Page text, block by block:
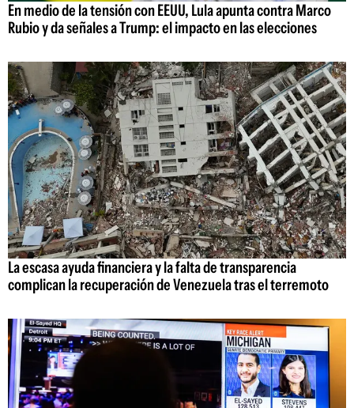
En medio de la tensión con EEUU, Lula apunta contra Marco
Rubio y da señales a Trump: el impacto en las elecciones
La escasa ayuda financiera y la falta de transparencia
complican la recuperación de Venezuela tras el terremoto